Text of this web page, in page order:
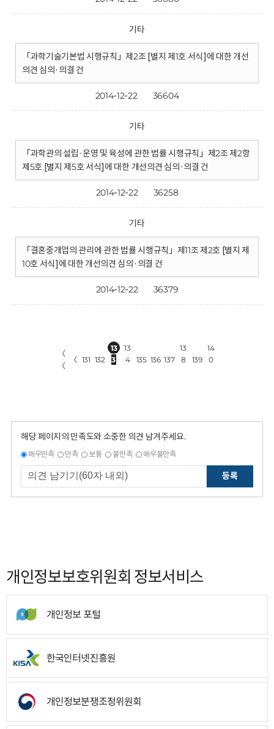
기타
「과학기술기본법 시행규칙」제2조 [별지 제1호 서식]에 대한 개선
의견 심의·의결 건
2014-12-22 36604
기타
「과학관의 설립·운영 및 육성에 관한 법률 시행규칙」제2조 제2항
제5호 [별지 제5호 서식]에 대한 개선의견 심의·의결 건
2014-12-22 36258
기타
「결혼중개업의 관리에 관한 법률 시행규칙」제11조 제2호 [별지 제
10호 서식]에 대한 개선의견 심의·의결 건
2014-12-22 36379
〈
〈
〈 131 132
13
3
13
4
135 136 137
13
8
139
14
0
해당 페이지의 만족도와 소중한 의견 남겨주세요.
매우만족 만족 보통 불만족 매우불만족
등록
개인정보보호위원회 정보서비스
개인정보 포털
한국인터넷진흥원
개인정보분쟁조정위원회